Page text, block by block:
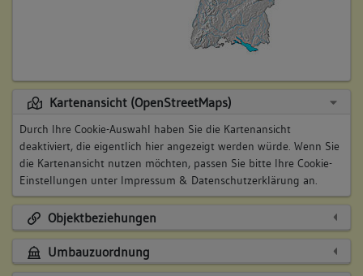
Kartenansicht (OpenStreetMaps)
Durch Ihre Cookie-Auswahl haben Sie die Kartenansicht
deaktiviert, die eigentlich hier angezeigt werden würde. Wenn Sie
die Kartenansicht nutzen möchten, passen Sie bitte Ihre Cookie-
Einstellungen unter Impressum & Datenschutzerklärung an.
Objektbeziehungen
Umbauzuordnung